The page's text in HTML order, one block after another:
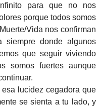
para que no nos
porque todos somos
Vida nos confirman
donde algunos
que seguir viviendo
somos fuertes aunque
lucidez cegadora que
se sienta a tu lado, y